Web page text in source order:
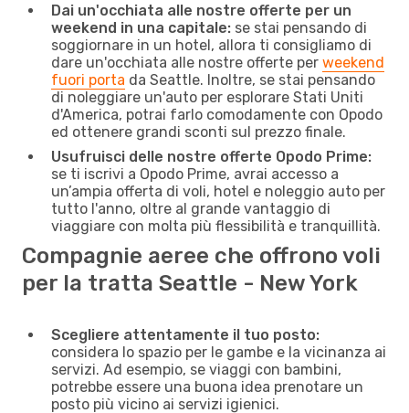
Dai un'occhiata alle nostre offerte per un
weekend in una capitale: se stai pensando di
soggiornare in un hotel, allora ti consigliamo di
dare un'occhiata alle nostre offerte per weekend
fuori porta da Seattle. Inoltre, se stai pensando
di noleggiare un'auto per esplorare Stati Uniti
d'America, potrai farlo comodamente con Opodo
ed ottenere grandi sconti sul prezzo finale.
Usufruisci delle nostre offerte Opodo Prime:
se ti iscrivi a Opodo Prime, avrai accesso a
un’ampia offerta di voli, hotel e noleggio auto per
tutto l'anno, oltre al grande vantaggio di
viaggiare con molta più flessibilità e tranquillità.
Compagnie aeree che offrono voli
per la tratta Seattle - New York
Scegliere attentamente il tuo posto:
considera lo spazio per le gambe e la vicinanza ai
servizi. Ad esempio, se viaggi con bambini,
potrebbe essere una buona idea prenotare un
posto più vicino ai servizi igienici.